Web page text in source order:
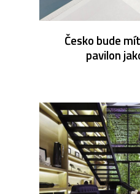
Česko bude
pavilon